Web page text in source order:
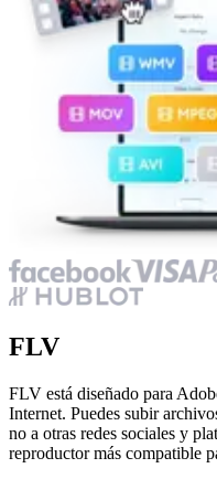
FLV
FLV está diseñado para
Internet. Puedes subir
no a otras redes sociales y
reproductor más compatible